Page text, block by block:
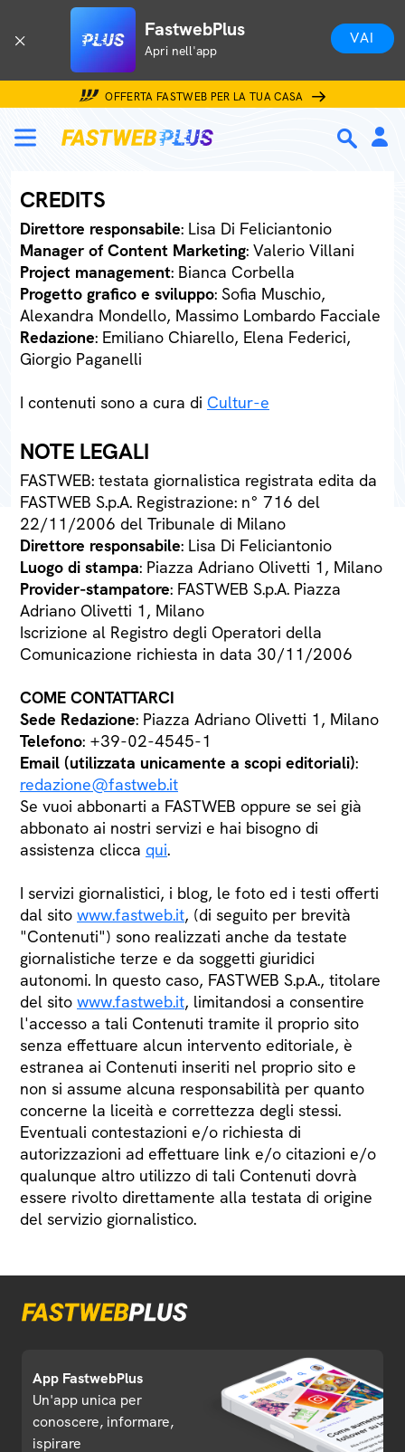
FastwebPlus
Apri nell'app
VAI
OFFERTA FASTWEB PER LA TUA CASA
CREDITS
Direttore responsabile: Lisa Di Feliciantonio
Manager of Content Marketing: Valerio Villani
Project management: Bianca Corbella
Progetto grafico e sviluppo: Sofia Muschio,
Alexandra Mondello, Massimo Lombardo Facciale
Redazione: Emiliano Chiarello, Elena Federici,
Giorgio Paganelli
I contenuti sono a cura di Cultur-e
NOTE LEGALI
FASTWEB: testata giornalistica registrata edita da
FASTWEB S.p.A. Registrazione: n° 716 del
22/11/2006 del Tribunale di Milano
Direttore responsabile: Lisa Di Feliciantonio
Luogo di stampa: Piazza Adriano Olivetti 1, Milano
Provider-stampatore: FASTWEB S.p.A. Piazza
Adriano Olivetti 1, Milano
Iscrizione al Registro degli Operatori della
Comunicazione richiesta in data 30/11/2006
COME CONTATTARCI
Sede Redazione: Piazza Adriano Olivetti 1, Milano
Telefono: +39-02-4545-1
Email (utilizzata unicamente a scopi editoriali):
redazione@fastweb.it
Se vuoi abbonarti a FASTWEB oppure se sei già
abbonato ai nostri servizi e hai bisogno di
assistenza clicca qui.
I servizi giornalistici, i blog, le foto ed i testi offerti
dal sito www.fastweb.it, (di seguito per brevità
"Contenuti") sono realizzati anche da testate
giornalistiche terze e da soggetti giuridici
autonomi. In questo caso, FASTWEB S.p.A., titolare
del sito www.fastweb.it, limitandosi a consentire
l'accesso a tali Contenuti tramite il proprio sito
senza effettuare alcun intervento editoriale, è
estranea ai Contenuti inseriti nel proprio sito e
non si assume alcuna responsabilità per quanto
concerne la liceità e correttezza degli stessi.
Eventuali contestazioni e/o richiesta di
autorizzazioni ad effettuare link e/o citazioni e/o
qualunque altro utilizzo di tali Contenuti dovrà
essere rivolto direttamente alla testata di origine
del servizio giornalistico.
App FastwebPlus
Un'app unica per
conoscere, informare,
ispirare